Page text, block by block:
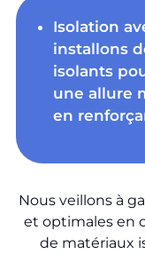
Isolation
installons
isolants
une allure
en
Nous veillons à
et optimales en
de matériaux